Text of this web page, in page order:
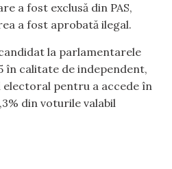
a fost exclusă din PAS,
a fost aprobată ilegal.
la parlamentarele
în calitate de independent,
pentru a accede în
din voturile valabil